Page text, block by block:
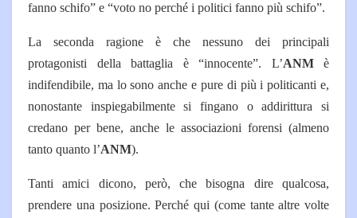
fanno schifo” e “voto no perché i politici fanno più schifo”.
La seconda ragione è che nessuno dei principali
protagonisti della battaglia è “innocente”. L’ANMè
indifendibile, ma lo sono anche e pure di più i politicanti e,
nonostante inspiegabilmente si fingano o addirittura si
credano per bene, anche le associazioni forensi (almeno
tanto quanto l’ANM).
Tanti amici dicono, però, che bisogna dire qualcosa,
prendere una posizione. Perché qui (come tante altre volte